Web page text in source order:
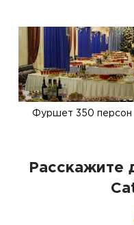
Фуршет 350 персон
Расскажите